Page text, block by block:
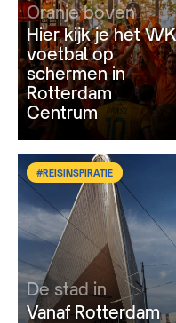
Oranje boven
Hier kijk je het WK
voetbal op
schermen in
Rotterdam
Centrum
#REISINSPIRATIE
De stad in
Vanaf Rotterdam